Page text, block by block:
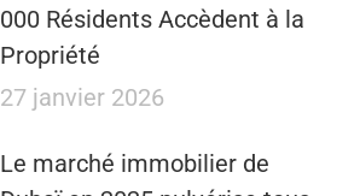
000 Résidents Accèdent à la
Propriété
27 janvier 2026
Le marché immobilier de